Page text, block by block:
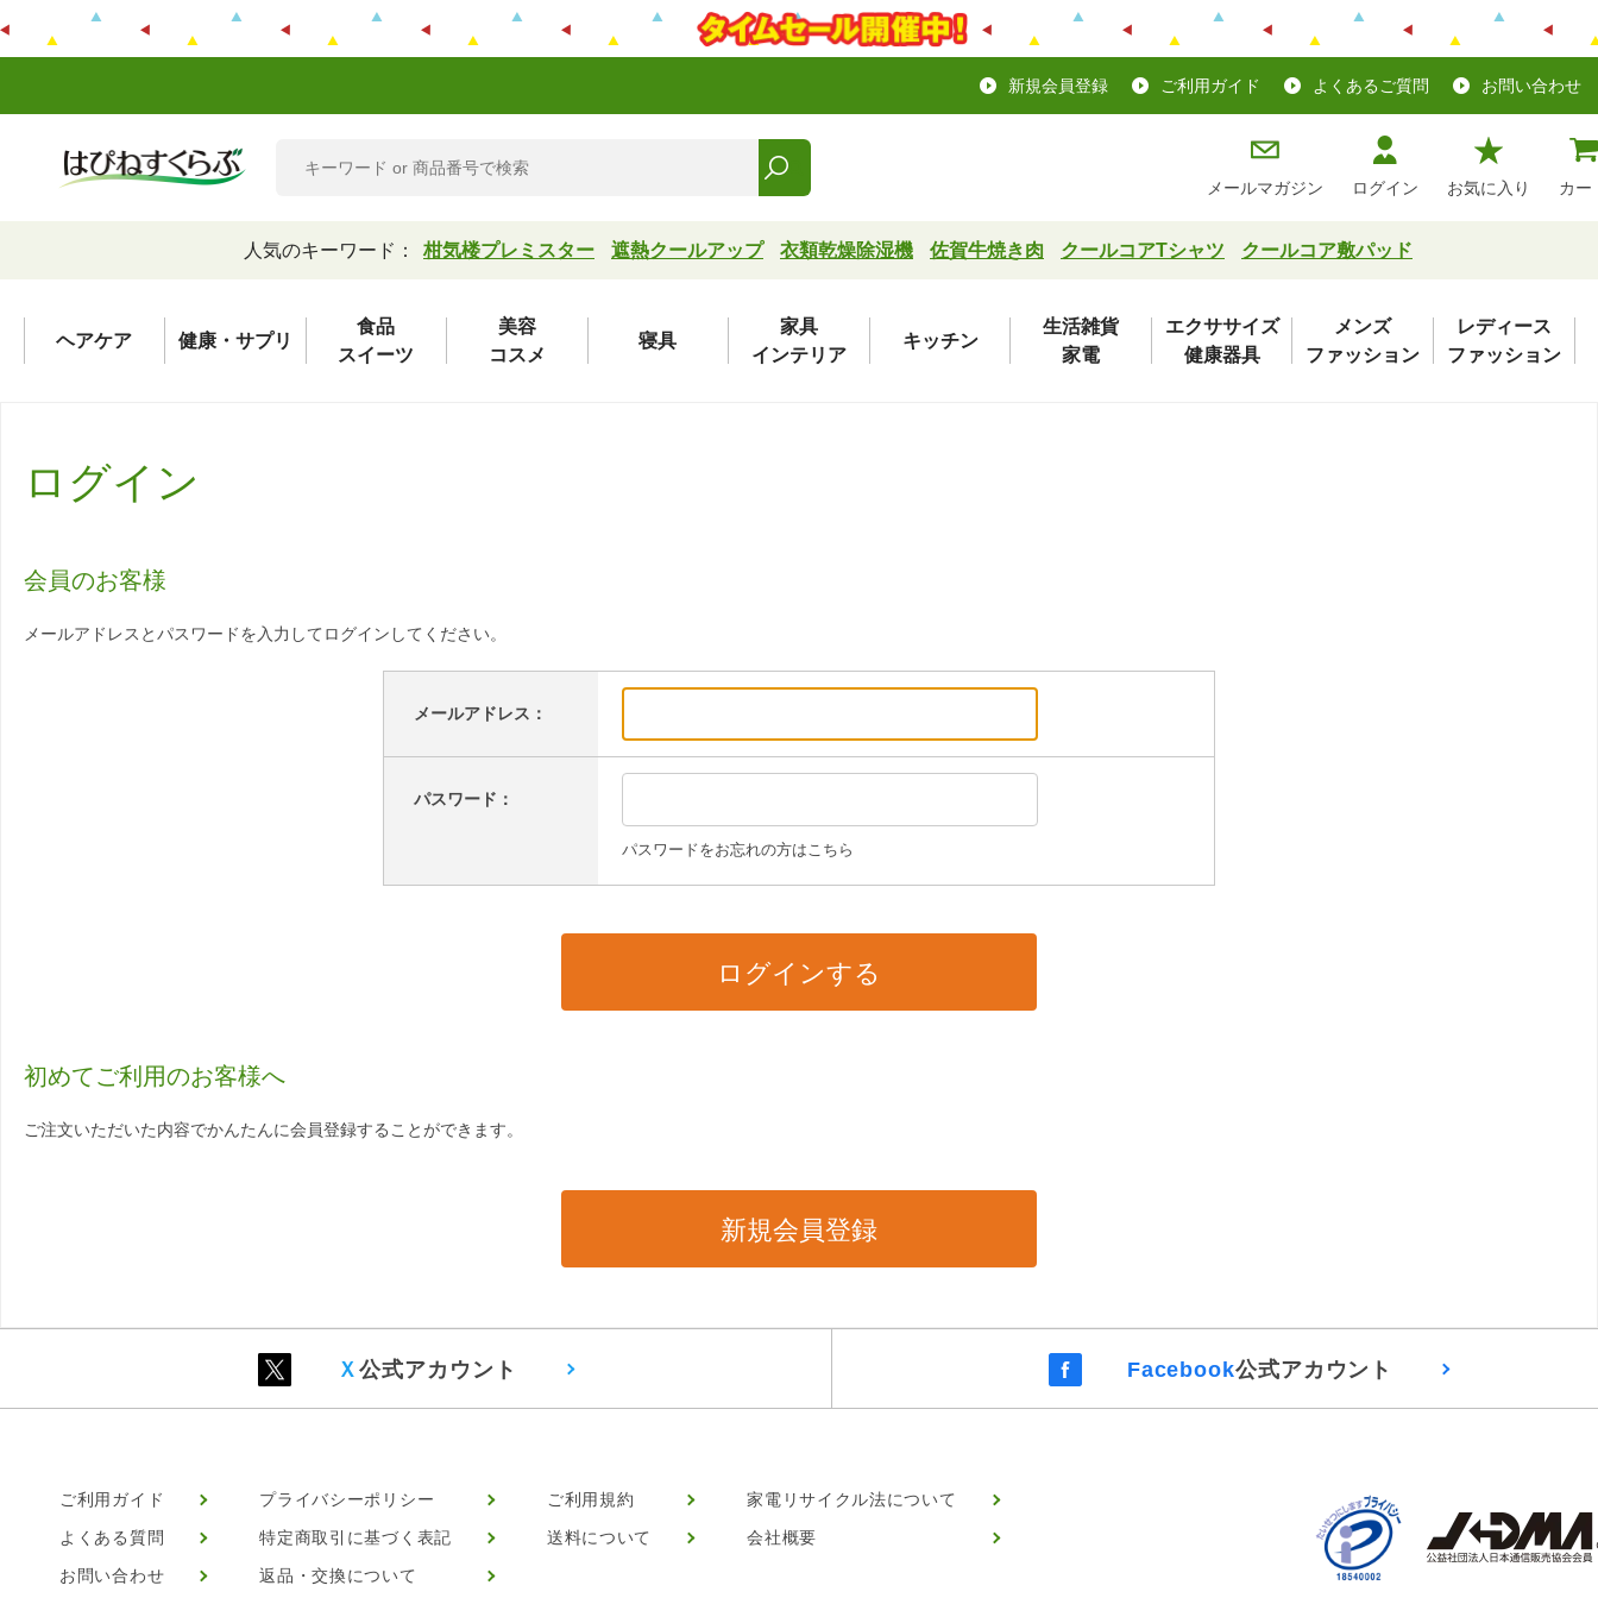
新規会員登録 ご利用ガイド よくあるご質問 お問い合わせ
メールマガジン ログイン お気に入り カー
人気のキーワード： 柑気楼プレミスター 遮熱クールアップ 衣類乾燥除湿機 佐賀牛焼き肉 クールコアTシャツ クールコア敷パッド
ヘアケア 健康・サプリ
食品
スイーツ
美容
コスメ
寝具
家具
インテリア
キッチン
生活雑貨
家電
エクササイズ
健康器具
メンズ
ファッション
レディース
ファッション
ログイン
会員のお客様
メールアドレスとパスワードを入力してログインしてください。
メールアドレス：
パスワード：
パスワードをお忘れの方はこちら
初めてご利用のお客様へ
ご注文いただいた内容でかんたんに会員登録することができます。
Ｘ公式アカウント Facebook公式アカウント
ご利用ガイド
よくある質問
お問い合わせ
プライバシーポリシー
特定商取引に基づく表記
返品・交換について
ご利用規約
送料について
家電リサイクル法について
会社概要